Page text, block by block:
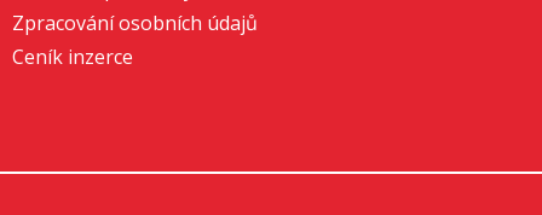
Zpracování osobních údajů
Ceník inzerce